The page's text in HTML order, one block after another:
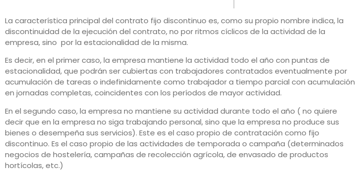
La característica principal del contrato fijo discontinuo es, como su propio nombre indica, la
discontinuidad de la ejecución del contrato, no por ritmos cíclicos de la actividad de la
empresa, sino por la estacionalidad de la misma.
Es decir, en el primer caso, la empresa mantiene la actividad todo el año con puntas de
estacionalidad, que podrán ser cubiertas con trabajadores contratados eventualmente por
acumulación de tareas o indefinidamente como trabajador a tiempo parcial con acumulación
en jornadas completas, coincidentes con los períodos de mayor actividad.
En el segundo caso, la empresa no mantiene su actividad durante todo el año ( no quiere
decir que en la empresa no siga trabajando personal, sino que la empresa no produce sus
bienes o desempeña sus servicios). Este es el caso propio de contratación como fijo
discontinuo. Es el caso propio de las actividades de temporada o campaña (determinados
negocios de hostelería, campañas de recolección agrícola, de envasado de productos
hortícolas, etc.)